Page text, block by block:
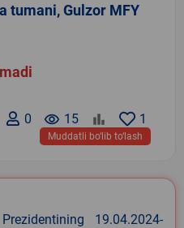
tumani, Gulzor MFY
1
remove_red_eye 15
0
Muddatli bo‘lib to‘lash
19.04.2024-